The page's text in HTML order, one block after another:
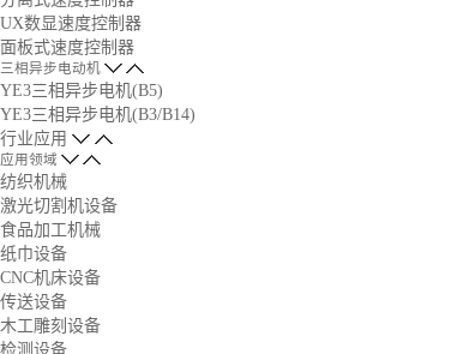
UX数显速度控制器
面板式速度控制器
三相异步电动机
YE3三相异步电机(B5)
YE3三相异步电机(B3/B14)
行业应用
应用领域
纺织机械
激光切割机设备
食品加工机械
纸巾设备
CNC机床设备
传送设备
木工雕刻设备
检测设备